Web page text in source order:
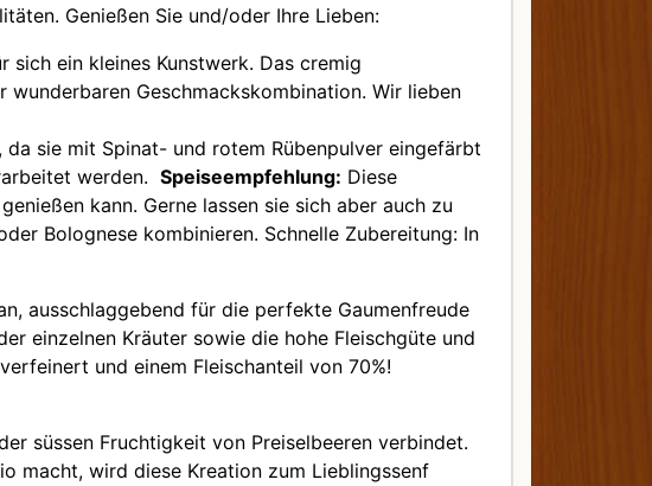
Genießen Sie und/oder Ihre Lieben:
ein kleines Kunstwerk. Das cremig
Geschmackskombination. Wir lieben
sie mit Spinat- und rotem Rübenpulver eingefärbt
werden. Speiseempfehlung: Diese
kann. Gerne lassen sie sich aber auch zu
Bolognese kombinieren. Schnelle Zubereitung: In
ausschlaggebend für die perfekte Gaumenfreude
einzelnen Kräuter sowie die hohe Fleischgüte und
und einem Fleischanteil von 70%!
süssen Fruchtigkeit von Preiselbeeren verbindet.
macht, wird diese Kreation zum Lieblingssenf